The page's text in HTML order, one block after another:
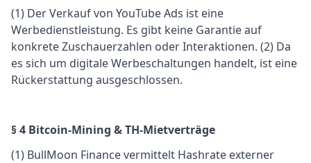
(1) Der Verkauf von YouTube Ads ist eine
Werbedienstleistung. Es gibt keine Garantie auf
konkrete Zuschauerzahlen oder Interaktionen. (2) Da
es sich um digitale Werbeschaltungen handelt, ist eine
Rückerstattung ausgeschlossen.
§ 4 Bitcoin-Mining & TH-Mietverträge
(1) BullMoon Finance vermittelt Hashrate externer